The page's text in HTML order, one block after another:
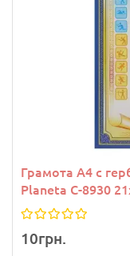
Грамота A4 с
Planeta C-8930
10грн.